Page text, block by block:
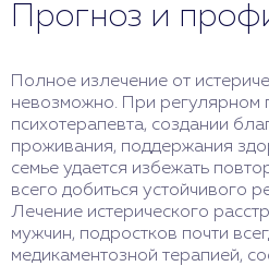
Прогноз и
Полное излечение от
невозможно. При регулярном
психотерапевта, создании
проживания, поддержания
семье удается избежать
всего добиться устойчивого
Лечение истерического
мужчин, подростков почти
медикаментозной терапией,